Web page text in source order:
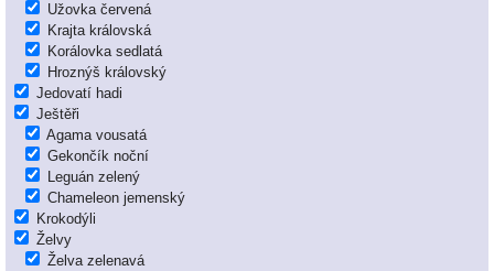
Užovka červená
Krajta královská
Korálovka sedlatá
Hroznýš královský
Jedovatí hadi
Ještěři
Agama vousatá
Gekončík noční
Leguán zelený
Chameleon jemenský
Krokodýli
Želvy
Želva zelenavá